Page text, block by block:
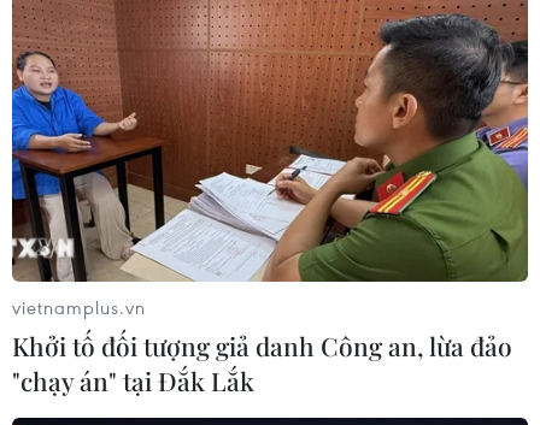
vietnamplus.vn
Khởi tố đối tượng giả danh Công an, lừa đảo
"chạy án" tại Đắk Lắk